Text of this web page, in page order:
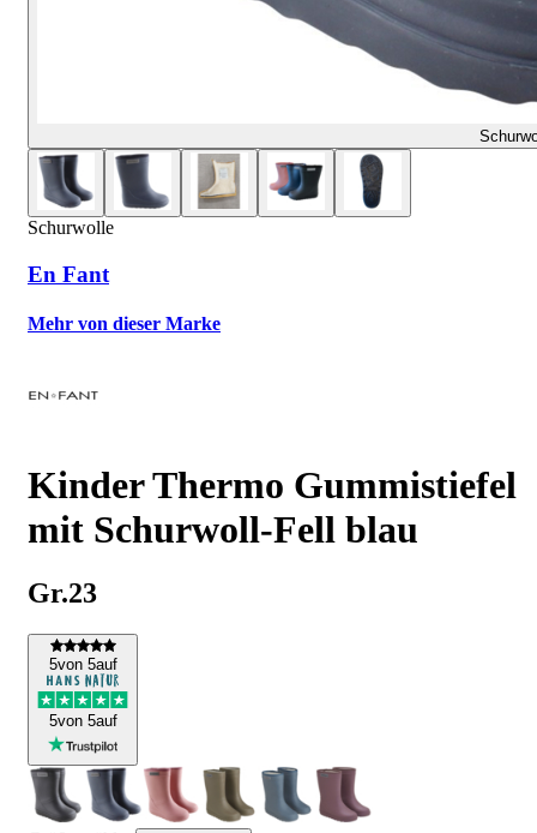
Schurwolle
En Fant
Mehr von dieser Marke
Kinder Thermo Gummistiefel
mit Schurwoll-Fell blau
Gr.23
5von 5auf
5von 5auf